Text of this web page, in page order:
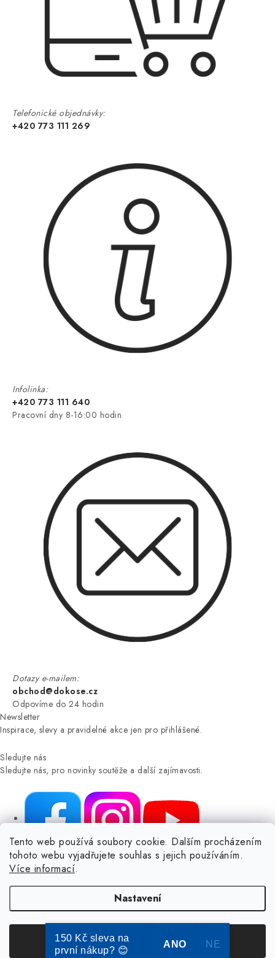
Tento web používá soubory cookie. Dalším procházením
tohoto webu vyjadřujete souhlas s jejich používáním.
Více informací.
Nastavení
Souhlasím
Telefonické objednávky:
+420 773 111 269
Infolinka:
+420 773 111 640
Pracovní dny 8-16:00 hodin
Dotazy e-mailem:
obchod@dokose.cz
Odpovíme do 24 hodin
Newsletter
Inspirace, slevy a pravidelné akce jen pro přihlášené.
Sledujte nás
Sledujte nás, pro novinky soutěže a další zajímavosti.
NIKARO, s.r.o.- Dokoše.cz, Veselka 48, 259 01 Olbramovice -
Votice, ČESKÁ REPUBLIKA
Podle zákona o evidenci tržeb je prodávající povinen vystavit
Zároveň je povinen zaevidovat přijatou tržbu u správce daně online; v
případě technického výpadku pak nejpozději do 48 hodin.
© Copyright 2004-2024 Dokose.cz | webdesign
150 Kč sleva na
první nákup? 😊
ANO NE